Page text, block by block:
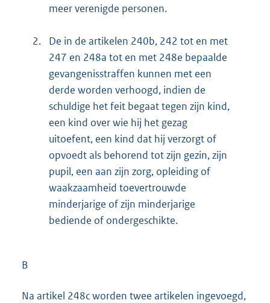
meer verenigde personen.
2.
De in de artikelen 240b, 242 tot en met
247 en 248a tot en met 248e bepaalde
gevangenisstraffen kunnen met een
derde worden verhoogd, indien de
schuldige het feit begaat tegen zijn kind,
een kind over wie hij het gezag
uitoefent, een kind dat hij verzorgt of
opvoedt als behorend tot zijn gezin, zijn
pupil, een aan zijn zorg, opleiding of
waakzaamheid toevertrouwde
minderjarige of zijn minderjarige
bediende of ondergeschikte.
B
Na artikel 248c worden twee artikelen ingevoegd,